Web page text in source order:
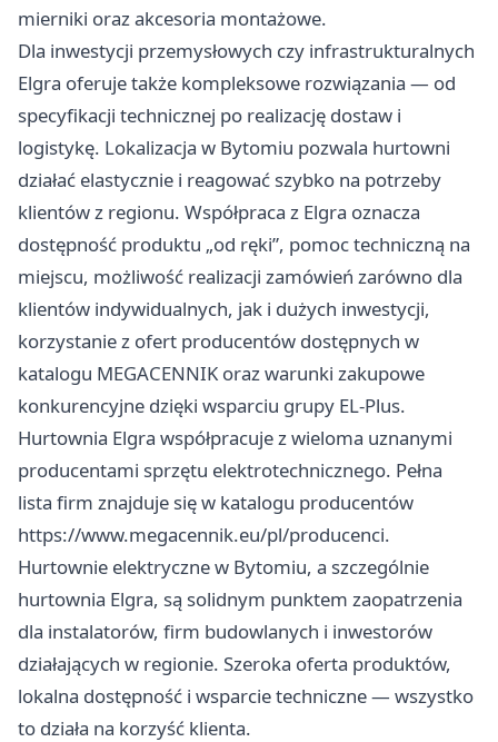
mierniki oraz akcesoria montażowe.
Dla inwestycji przemysłowych czy infrastrukturalnych
Elgra oferuje także kompleksowe rozwiązania — od
specyfikacji technicznej po realizację dostaw i
logistykę. Lokalizacja w Bytomiu pozwala hurtowni
działać elastycznie i reagować szybko na potrzeby
klientów z regionu. Współpraca z Elgra oznacza
dostępność produktu „od ręki”, pomoc techniczną na
miejscu, możliwość realizacji zamówień zarówno dla
klientów indywidualnych, jak i dużych inwestycji,
korzystanie z ofert producentów dostępnych w
katalogu MEGACENNIK oraz warunki zakupowe
konkurencyjne dzięki wsparciu grupy EL-Plus.
Hurtownia Elgra współpracuje z wieloma uznanymi
producentami sprzętu elektrotechnicznego. Pełna
lista firm znajduje się w katalogu producentów
https://www.megacennik.eu/pl/producenci.
Hurtownie elektryczne w Bytomiu, a szczególnie
hurtownia Elgra, są solidnym punktem zaopatrzenia
dla instalatorów, firm budowlanych i inwestorów
działających w regionie. Szeroka oferta produktów,
lokalna dostępność i wsparcie techniczne — wszystko
to działa na korzyść klienta.